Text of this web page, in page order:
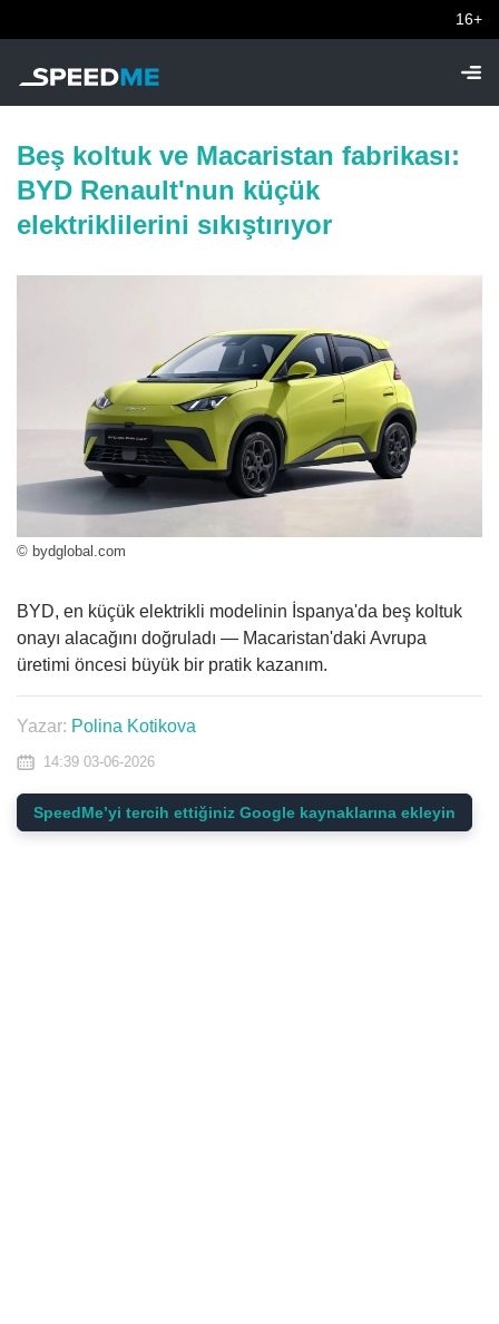
16+
Beş koltuk ve Macaristan fabrikası:
BYD Renault'nun küçük
elektriklilerini sıkıştırıyor
© bydglobal.com
BYD, en küçük elektrikli modelinin İspanya'da beş koltuk
onayı alacağını doğruladı — Macaristan'daki Avrupa
üretimi öncesi büyük bir pratik kazanım.
Yazar: Polina Kotikova
14:39 03-06-2026
SpeedMe’yi tercih ettiğiniz Google kaynaklarına ekleyin